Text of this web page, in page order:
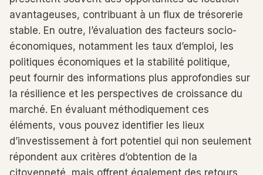
avantageuses, contribuant à un flux de trésorerie
stable. En outre, l’évaluation des facteurs socio-
économiques, notamment les taux d’emploi, les
politiques économiques et la stabilité politique,
peut fournir des informations plus approfondies sur
la résilience et les perspectives de croissance du
marché. En évaluant méthodiquement ces
éléments, vous pouvez identifier les lieux
d’investissement à fort potentiel qui non seulement
répondent aux critères d’obtention de la
citoyenneté, mais offrent également des retours